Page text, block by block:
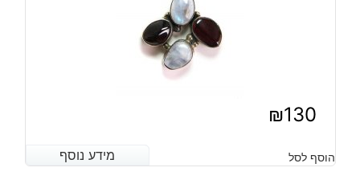
₪130
מידע נוסף הוסף לסל מידע נוסף